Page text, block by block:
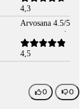
4,3
Arvosana 4.5/5
4,5
0 0